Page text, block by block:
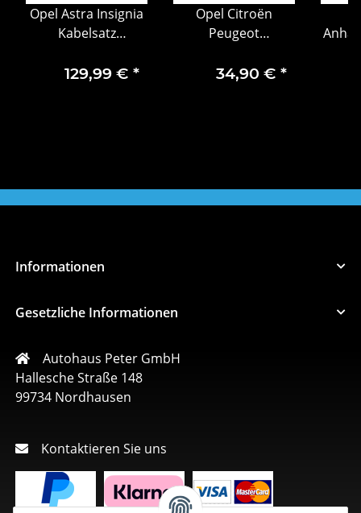
Opel Astra Insignia
Kabelsatz
mit Steuergerät
129,99 € *
Opel Citroën
Peugeot
hinten 1636413980
34,90 € *
Informationen
Gesetzliche Informationen
Autohaus Peter GmbH
Hallesche Straße 148
99734 Nordhausen
Kontaktieren Sie uns